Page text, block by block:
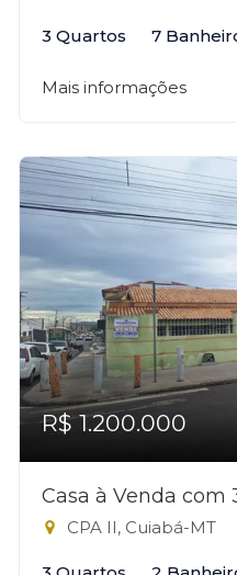
3 Quartos 7
Mais informações
R$ 1.200.000
Casa à Venda com
CPA II, Cuiabá-MT